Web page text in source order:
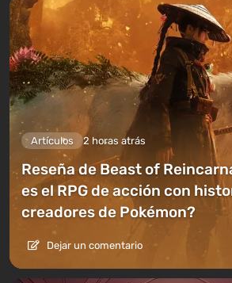
Artículos 2 horas atrás
Reseña de Beast of
es el RPG de acción con
creadores de Pokémon?
Dejar un comentario